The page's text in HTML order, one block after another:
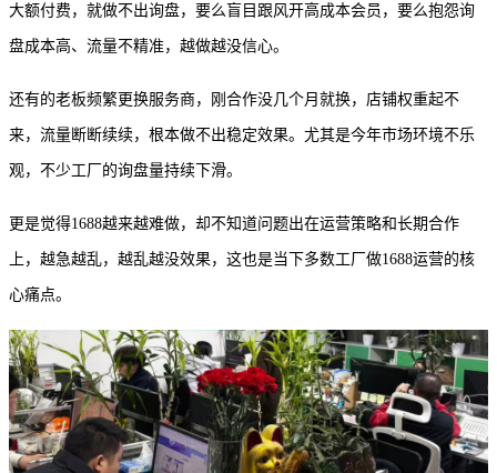
大额付费，就做不出询盘，要么盲目跟风开高成本会员，要么抱怨询
盘成本高、流量不精准，越做越没信心。
还有的老板频繁更换服务商，刚合作没几个月就换，店铺权重起不
来，流量断断续续，根本做不出稳定效果。尤其是今年市场环境不乐
观，不少工厂的询盘量持续下滑。
更是觉得1688越来越难做，却不知道问题出在运营策略和长期合作
上，越急越乱，越乱越没效果，这也是当下多数工厂做1688运营的核
心痛点。